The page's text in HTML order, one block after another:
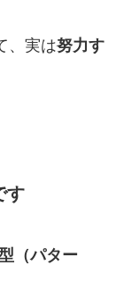
、実は努力す
す
型（パター